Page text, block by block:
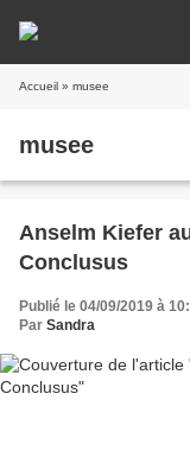
Accueil » musee
musee
Anselm Kiefer
Conclusus
Publié le 04/09/2019 à
Par Sandra